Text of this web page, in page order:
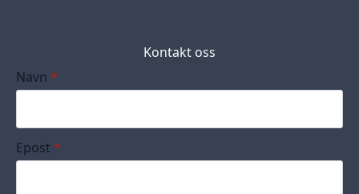
Kontakt oss
Navn *
Epost *